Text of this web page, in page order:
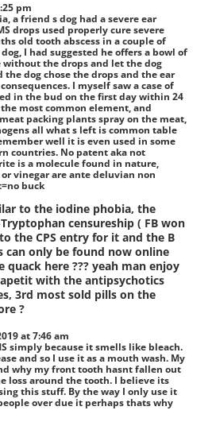
pm
a friend s dog had a severe ear
drops used properly cure severe
old tooth abscess in a couple of
I had suggested he offers a bowl of
the drops and let the dog
the dog chose the drops and the ear
I myself saw a case of
in the bud on the first day within 24
most common element, and
packing plants spray on the meat,
all what s left is common table
well it is even used in some
countries. No patent aka not
is a molecule found in nature,
vinegar are ante deluvian non
buck
to the iodine phobia, the
censureship ( FB won
the CPS entry for it and the B
can only be found now online
here ??? yeah man enjoy
with the antipsychotics
3rd most sold pills on the
?
at 7:46 am
simply because it smells like bleach.
and so I use it as a mouth wash. My
why my front tooth hasnt fallen out
loss around the tooth. I believe its
this stuff. By the way I only use it
over due it perhaps thats why